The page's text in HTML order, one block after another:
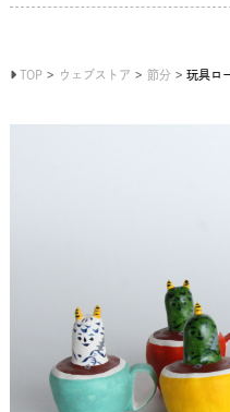
TOP ウェブストア 節分 玩具ロ